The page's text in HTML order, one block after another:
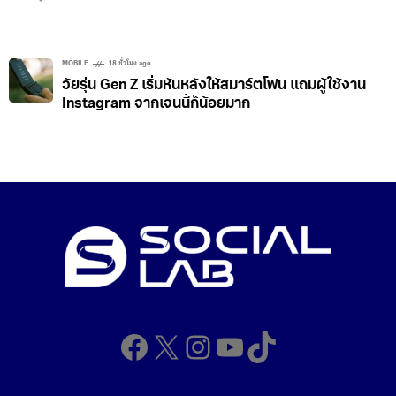
MOBILE 18 ชั่วโมง ago
วัยรุ่น Gen Z เริ่มหันหลังให้สมาร์ตโฟน แถมผู้ใช้งาน
Instagram จากเจนนี้ก็น้อยมาก
Facebook
X Instagram
YouTube
TikTok